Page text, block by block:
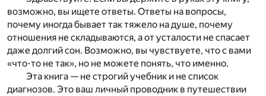
возможно, вы ищете ответы. Ответы на вопросы,
почему иногда бывает так тяжело на душе, почему
отношения не складываются, а от усталости не спасает
даже долгий сон. Возможно, вы чувствуете, что с вами
«что-то не так», но не можете понять, что именно.
Эта книга — не строгий учебник и не список
диагнозов. Это ваш личный проводник в путешествии